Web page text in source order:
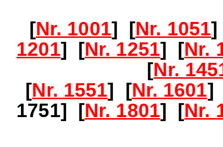
[Nr. 1001] [Nr. 1051
1201] [Nr. 1251] [Nr.
[Nr.
[Nr. 1551] [Nr. 1601]
1751] [Nr. 1801] [Nr.